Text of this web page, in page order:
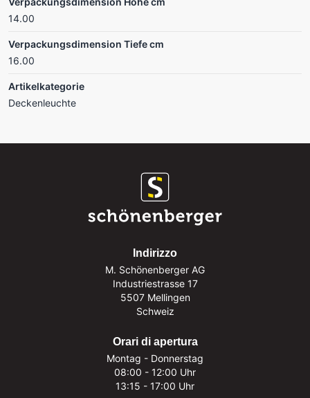
14.00
Verpackungsdimension Tiefe cm
16.00
Artikelkategorie
Deckenleuchte
Indirizzo
M. Schönenberger AG
Industriestrasse 17
5507 Mellingen
Schweiz
Orari di apertura
Montag - Donnerstag
08:00 - 12:00 Uhr
13:15 - 17:00 Uhr